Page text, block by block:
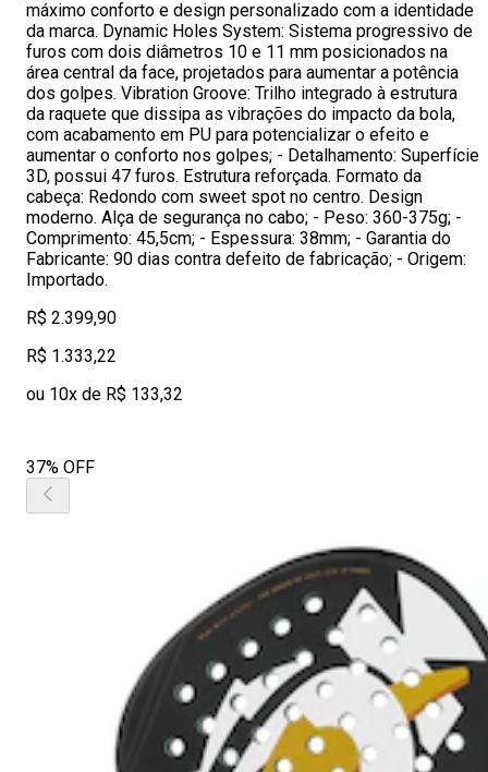
máximo conforto e design personalizado com a identidade
da marca. Dynamic Holes System: Sistema progressivo de
furos com dois diâmetros 10 e 11 mm posicionados na
área central da face, projetados para aumentar a potência
dos golpes. Vibration Groove: Trilho integrado à estrutura
da raquete que dissipa as vibrações do impacto da bola,
com acabamento em PU para potencializar o efeito e
aumentar o conforto nos golpes; - Detalhamento: Superfície
3D, possui 47 furos. Estrutura reforçada. Formato da
cabeça: Redondo com sweet spot no centro. Design
moderno. Alça de segurança no cabo; - Peso: 360-375g; -
Comprimento: 45,5cm; - Espessura: 38mm; - Garantia do
Fabricante: 90 dias contra defeito de fabricação; - Origem:
Importado.
R$ 2.399,90
R$ 1.333,22
ou 10x de R$ 133,32
37% OFF